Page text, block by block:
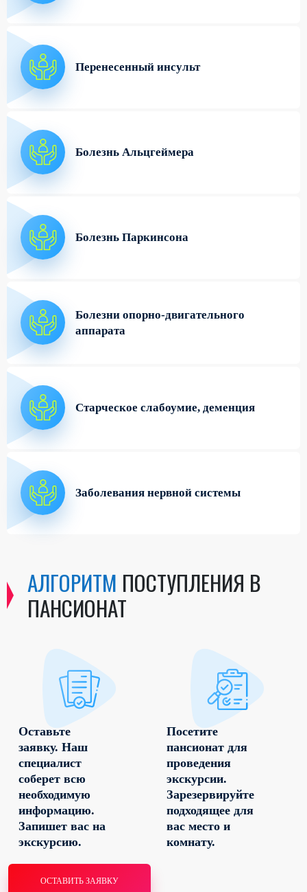
Перенесенный инсульт
Болезнь Альцгеймера
Болезнь Паркинсона
Болезни опорно-двигательного
аппарата
Старческое слабоумие, деменция
Заболевания нервной системы
АЛГОРИТМ ПОСТУПЛЕНИЯ В
ПАНСИОНАТ
Оставьте
заявку. Наш
специалист
соберет всю
необходимую
информацию.
Запишет вас на
экскурсию.
ОСТАВИТЬ ЗАЯВКУ
Посетите
пансионат для
проведения
экскурсии.
Зарезервируйте
подходящее для
вас место и
комнату.